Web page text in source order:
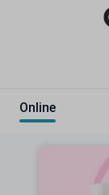
Online